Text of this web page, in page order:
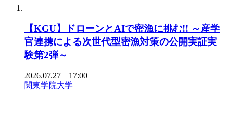
【KGU】ドローンとAIで密漁に挑む!! ～産学
官連携による次世代型密漁対策の公開実証実
験第2弾～
2026.07.27 17:00
関東学院大学